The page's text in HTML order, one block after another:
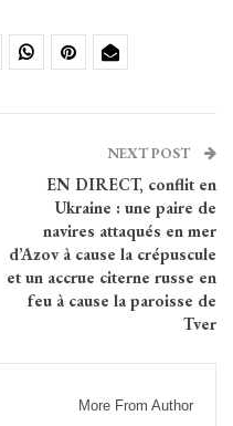
NEXT POST
EN DIRECT, conflit en
Ukraine : une paire de
navires attaqués en mer
d’Azov à cause la crépuscule
et un accrue citerne russe en
feu à cause la paroisse de
Tver
More From Author